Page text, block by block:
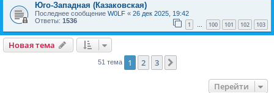
Юго-Западная (Казаковская)
Последнее сообщение W0LF « 26 дек 2025, 19:42
Ответы: 1536 1 … 100 101 102 103
Новая тема
51 тема 1 2 3
Перейти